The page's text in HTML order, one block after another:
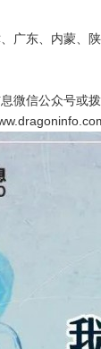
广东、内蒙、
微信公众号或